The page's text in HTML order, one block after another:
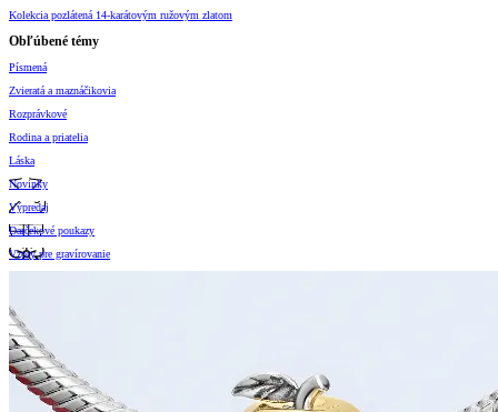
Kolekcia pozlátená 14-karátovým ružovým zlatom
Obľúbené témy
Písmená
Zvieratá a maznáčikovia
Rozprávkové
Rodina a priatelia
Láska
Novinky
Výpredaj
Darčekové poukazy
Vzory pre gravírovanie